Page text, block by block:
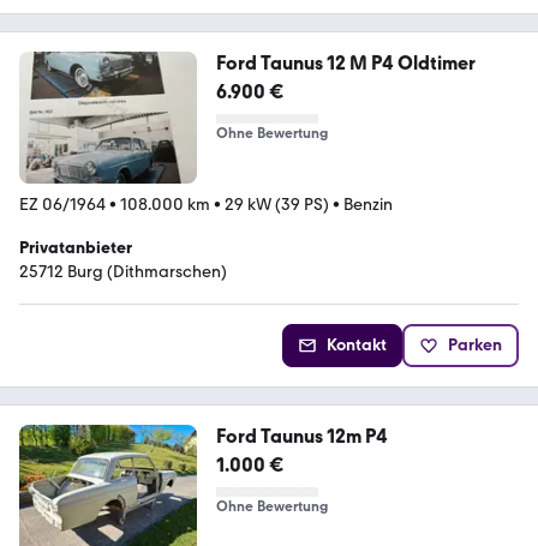
Ford Taunus 12 M P4 Oldtimer
6.900 €
Ohne Bewertung
EZ 06/1964• 108.000 km • 29 kW (39 PS) • Benzin
Privatanbieter
25712 Burg (Dithmarschen)
Kontakt Parken
Ford Taunus 12m P4
1.000 €
Ohne Bewertung